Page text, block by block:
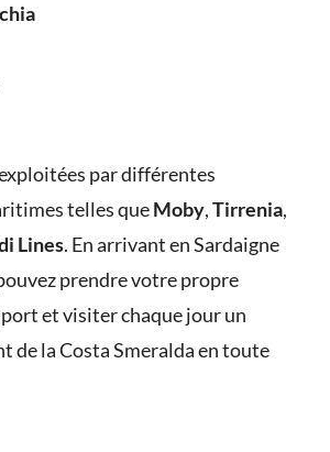
par différentes
telles queMoby,Tirrenia,
Lines. En arrivant en Sardaigne
prendre votre propre
et visiter chaque jour un
de la Costa Smeralda en toute